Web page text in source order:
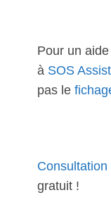
Pour un
à SOS
pas le
gratuit !